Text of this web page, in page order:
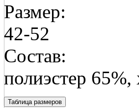
Размер:
42-52
Состав:
полиэстер
Таблица размеров